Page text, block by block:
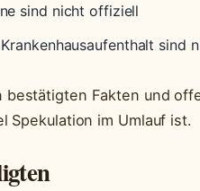
sind nicht offiziell
sind
bestätigten Fakten und
Spekulation im Umlauf ist.